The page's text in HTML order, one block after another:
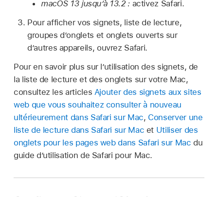
macOS 13 jusqu’à 13.2 : activez Safari.
Pour afficher vos signets, liste de lecture,
groupes d’onglets et onglets ouverts sur
d’autres appareils, ouvrez Safari.
Pour en savoir plus sur l’utilisation des signets, de
la liste de lecture et des onglets sur votre Mac,
consultez les articles Ajouter des signets aux sites
web que vous souhaitez consulter à nouveau
ultérieurement dans Safari sur Mac, Conserver une
liste de lecture dans Safari sur Mac et Utiliser des
onglets pour les pages web dans Safari sur Mac du
guide d’utilisation de Safari pour Mac.